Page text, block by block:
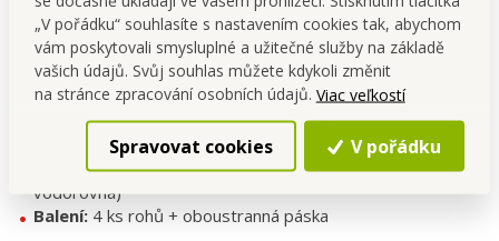
„V pořádku“ souhlasíte s nastavením cookies tak, abychom
vám poskytovali smysluplné a užitečné služby na základě
vašich údajů. Svůj souhlas můžete kdykoli změnit
na stránce zpracování osobních údajů. Viac veľkostí
Spravovat cookies V pořádku
Univerzální použití– vhodné na stoly, postele, komody i
skříně.
Technické parametry
Materiál:100% NBR (pěnová guma)
Rozměr celkem:šířka 5,5 × hloubka 5,5 × výška 3,5 cm
Výška hrany přilehlé k nábytku:25 mm (svislá i
vodorovná)
Balení: 4 ks rohů + oboustranná páska